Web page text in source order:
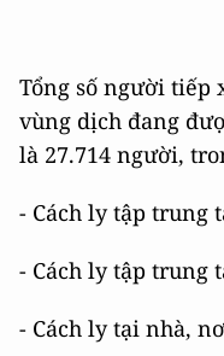
Tổng số người tiếp
vùng dịch đang
là 27.714 người,
- Cách ly tập trung
- Cách ly tập trung
- Cách ly tại nhà,